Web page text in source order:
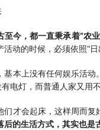
至今，都一直秉承着“农
动的时候，必须依照“
基本上没有任何娱乐活
有电灯，而普通人家又
们才会起床，这样周而
后的生活方式，其实也是